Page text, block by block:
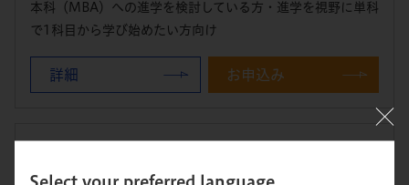
Select your preferred language
本科（MBA）への進学を検討している方・進学を視野に単科
で1科目から学び始めたい方向け
詳細 お申込み
体験クラス＆説明会